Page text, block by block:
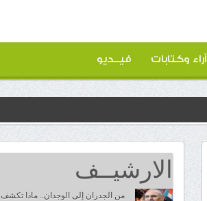
آراء وكتابات فيــديو
الارشيــف
من الجدران إلى الوجدان.. ماذا تكشف